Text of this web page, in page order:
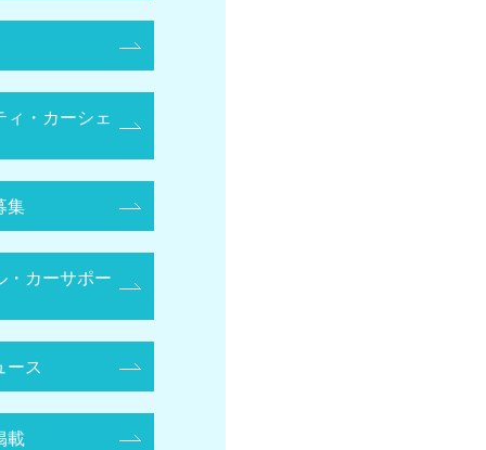
ィ・カーシェ
集
・カーサポー
ース
載